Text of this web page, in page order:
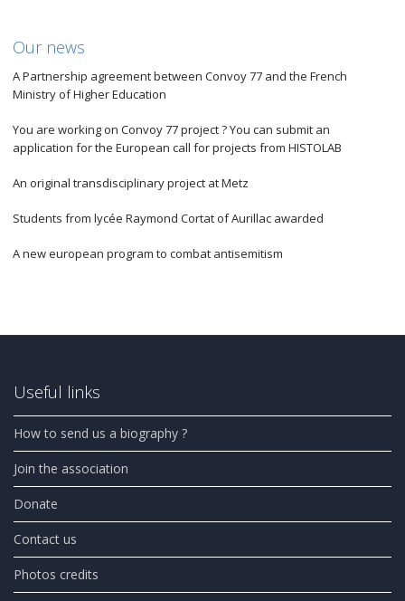
Our news
A Partnership agreement between Convoy 77 and the French
Ministry of Higher Education
You are working on Convoy 77 project ? You can submit an
application for the European call for projects from HISTOLAB
An original transdisciplinary project at Metz
Students from lycée Raymond Cortat of Aurillac awarded
A new european program to combat antisemitism
Useful links
How to send us a biography ?
Join the association
Donate
Contact us
Photos credits